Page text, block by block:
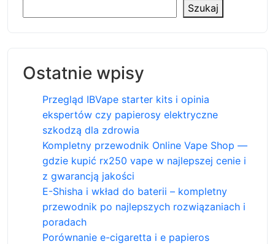
Szukaj
Ostatnie wpisy
Przegląd IBVape starter kits i opinia
ekspertów czy papierosy elektryczne
szkodzą dla zdrowia
Kompletny przewodnik Online Vape Shop —
gdzie kupić rx250 vape w najlepszej cenie i
z gwarancją jakości
E-Shisha i wkład do baterii – kompletny
przewodnik po najlepszych rozwiązaniach i
poradach
Porównanie e-cigaretta i e papieros